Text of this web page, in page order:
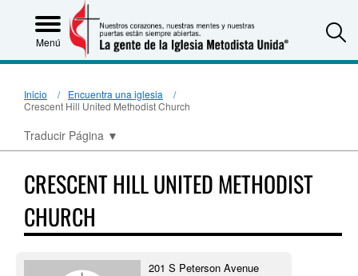
Menú
Inicio
Encuentra una iglesia
Crescent Hill United Methodist Church
Traducir Página ▼
CRESCENT HILL UNITED METHODIST
CHURCH
201 S Peterson Avenue